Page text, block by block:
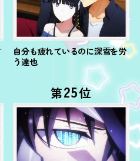
自分も疲れているのに深雪を労
う達也
第25位